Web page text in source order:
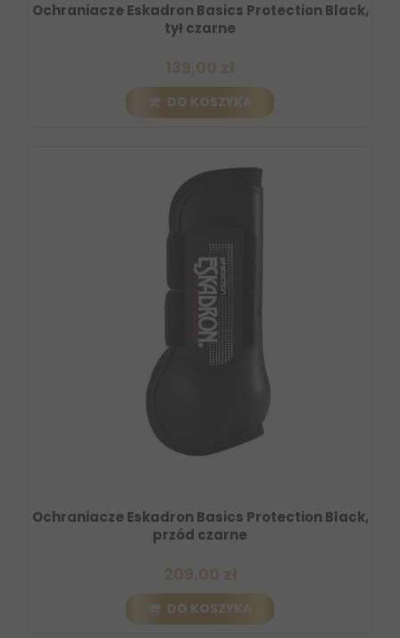
Ochraniacze Eskadron Basics Protection Black,
tył czarne
DO KOSZYKA
Ochraniacze Eskadron Basics Protection Black,
przód czarne
DO KOSZYKA